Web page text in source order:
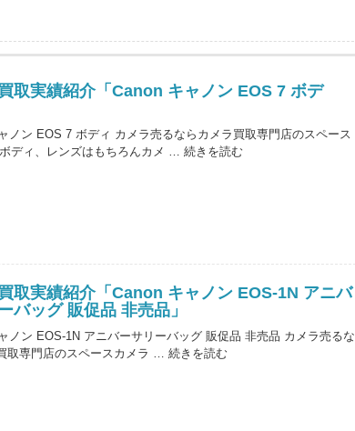
取実績紹介「Canon キャノン EOS 7 ボデ
ノン EOS 7 ボディ カメラ売るならカメラ買取専門店のスペース
ディ、レンズはもちろんカメ …続きを読む
取実績紹介「Canon キャノン EOS-1N アニバ
バッグ 販促品 非売品」
ノン EOS-1N アニバーサリーバッグ 販促品 非売品 カメラ売るな
取専門店のスペースカメラ …続きを読む